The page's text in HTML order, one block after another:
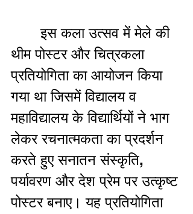
       इस कला उत्सव में मेले की
थीम पोस्टर और चित्रकला
प्रतियोगिता का आयोजन किया
गया था जिसमें विद्यालय व
महाविद्यालय के विद्यार्थियों ने भाग
लेकर रचनात्मकता का प्रदर्शन
करते हुए सनातन संस्कृति,
पर्यावरण और देश प्रेम पर उत्कृष्ट
पोस्टर बनाए। यह प्रतियोगिता